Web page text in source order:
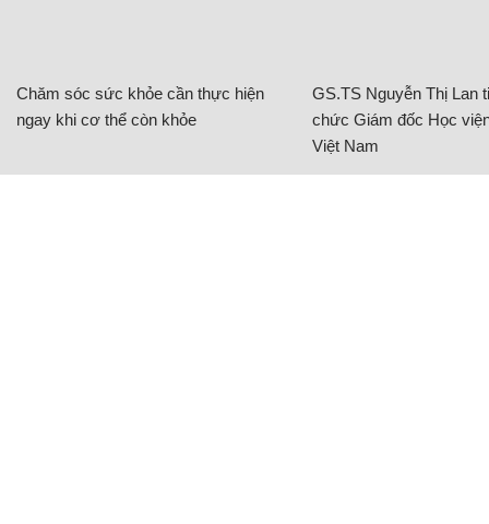
Chăm sóc sức khỏe cần thực hiện
ngay khi cơ thể còn khỏe
GS.TS Nguyễn Thị Lan
chức Giám đốc Học
Việt Nam